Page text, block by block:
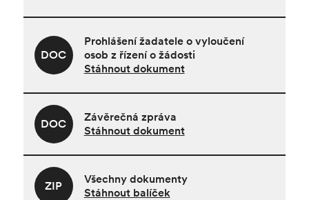
Prohlášení žadatele o vyloučení
osob z řízení o žádosti
Stáhnout dokument
DOC
Závěrečná zpráva
Stáhnout dokument
DOC
Všechny dokumenty
Stáhnout balíček
ZIP